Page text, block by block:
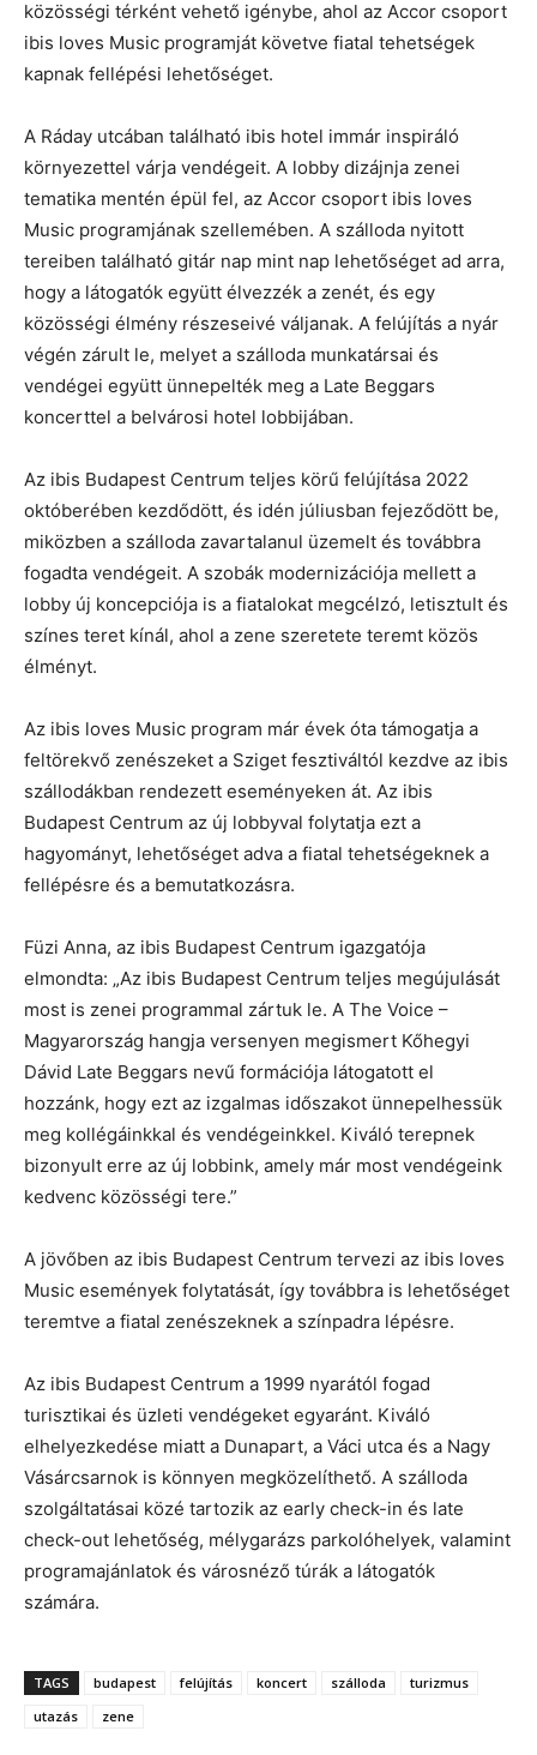
közösségi térként vehető igénybe, ahol az Accor csoport
ibis loves Music programját követve fiatal tehetségek
kapnak fellépési lehetőséget.
A Ráday utcában található ibis hotel immár inspiráló
környezettel várja vendégeit. A lobby dizájnja zenei
tematika mentén épül fel, az Accor csoport ibis loves
Music programjának szellemében. A szálloda nyitott
tereiben található gitár nap mint nap lehetőséget ad arra,
hogy a látogatók együtt élvezzék a zenét, és egy
közösségi élmény részeseivé váljanak. A felújítás a nyár
végén zárult le, melyet a szálloda munkatársai és
vendégei együtt ünnepelték meg a Late Beggars
koncerttel a belvárosi hotel lobbijában.
Az ibis Budapest Centrum teljes körű felújítása 2022
októberében kezdődött, és idén júliusban fejeződött be,
miközben a szálloda zavartalanul üzemelt és továbbra
fogadta vendégeit. A szobák modernizációja mellett a
lobby új koncepciója is a fiatalokat megcélzó, letisztult és
színes teret kínál, ahol a zene szeretete teremt közös
élményt.
Az ibis loves Music program már évek óta támogatja a
feltörekvő zenészeket a Sziget fesztiváltól kezdve az ibis
szállodákban rendezett eseményeken át. Az ibis
Budapest Centrum az új lobbyval folytatja ezt a
hagyományt, lehetőséget adva a fiatal tehetségeknek a
fellépésre és a bemutatkozásra.
Füzi Anna, az ibis Budapest Centrum igazgatója
elmondta: „Az ibis Budapest Centrum teljes megújulását
most is zenei programmal zártuk le. A The Voice –
Magyarország hangja versenyen megismert Kőhegyi
Dávid Late Beggars nevű formációja látogatott el
hozzánk, hogy ezt az izgalmas időszakot ünnepelhessük
meg kollégáinkkal és vendégeinkkel. Kiváló terepnek
bizonyult erre az új lobbink, amely már most vendégeink
kedvenc közösségi tere.”
A jövőben az ibis Budapest Centrum tervezi az ibis loves
Music események folytatását, így továbbra is lehetőséget
teremtve a fiatal zenészeknek a színpadra lépésre.
Az ibis Budapest Centrum a 1999 nyarától fogad
turisztikai és üzleti vendégeket egyaránt. Kiváló
elhelyezkedése miatt a Dunapart, a Váci utca és a Nagy
Vásárcsarnok is könnyen megközelíthető. A szálloda
szolgáltatásai közé tartozik az early check-in és late
check-out lehetőség, mélygarázs parkolóhelyek, valamint
programajánlatok és városnéző túrák a látogatók
számára.
TAGS budapest felújítás koncert szálloda
turizmus
utazás
zene